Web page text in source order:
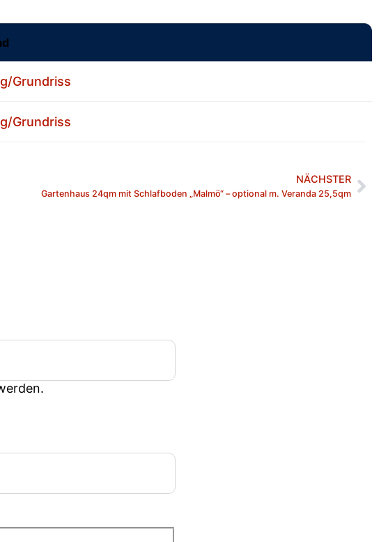
Grundriss
Grundriss
NÄCHSTER
Gartenhaus 24qm mit Schlafboden „Malmö“ – optional m. Veranda 25,5qm